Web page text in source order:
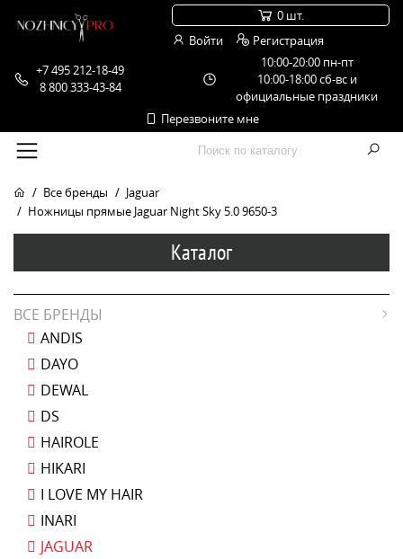
+7 495 212-18-49
8 800 333-43-84
10:00-20:00 пн-пт
10:00-18:00 сб-вс и
официальные праздники
Перезвоните мне
0 шт.
Войти
Регистрация
Все бренды
Jaguar
Ножницы прямые Jaguar Night Sky 5.0 9650-3
Каталог
ВСЕ БРЕНДЫ
ANDIS
DAYO
DEWAL
DS
HAIROLE
HIKARI
I LOVE MY HAIR
INARI
JAGUAR